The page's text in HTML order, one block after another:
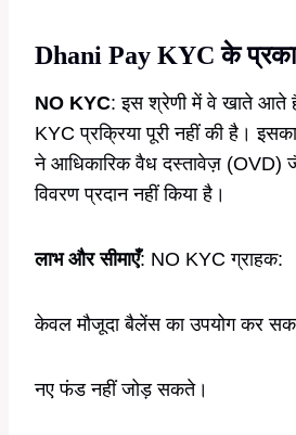
Dhani Pay KYC के
NO KYC: इस श्रेणी में वे खाते आते
KYC प्रक्रिया पूरी नहीं की है।
ने आधिकारिक वैध दस्तावेज़ (OVD)
विवरण प्रदान नहीं किया है।
लाभ और सीमाएँ: NO KYC ग्राहक:
केवल मौजूदा बैलेंस का उपयोग कर
नए फंड नहीं जोड़ सकते।